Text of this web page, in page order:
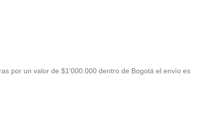
por un valor de $1'000.000 dentro de Bogotá el envío es